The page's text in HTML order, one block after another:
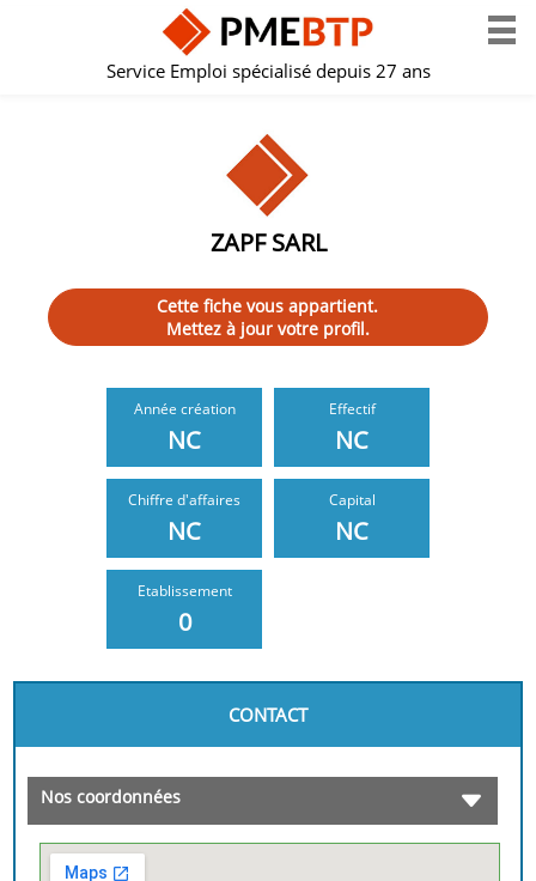
Service Emploi spécialisé depuis 27 ans
ZAPF SARL
Cette fiche vous appartient.
Mettez à jour votre profil.
Année création
NC
Effectif
NC
Chiffre d'affaires
NC
Capital
NC
Etablissement
0
CONTACT
Nos coordonnées